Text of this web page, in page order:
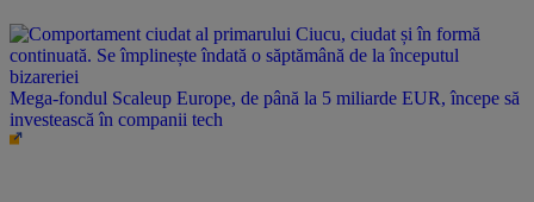
Mega-fondul Scaleup Europe, de până la 5 miliarde EUR, începe să
investească în companii tech